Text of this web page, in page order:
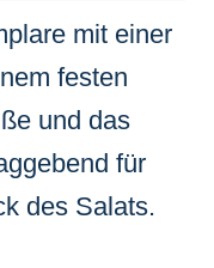
mit einer
festen
und das
für
des Salats.